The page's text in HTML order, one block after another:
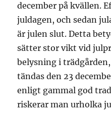
december på kvällen.
juldagen, och sedan
är julen slut. Detta
sätter stor vikt vid
belysning i
tändas den 23
enligt gammal god
riskerar man urholka